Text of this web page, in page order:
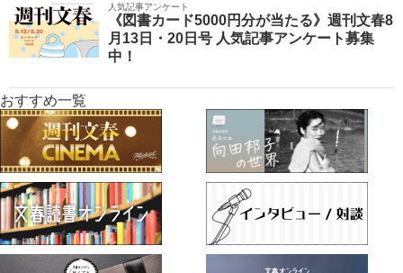
人気記事アンケート
《図書カード5000円分が当たる》週刊文春8
月13日・20日号 人気記事アンケート募集
中！
おすすめ一覧